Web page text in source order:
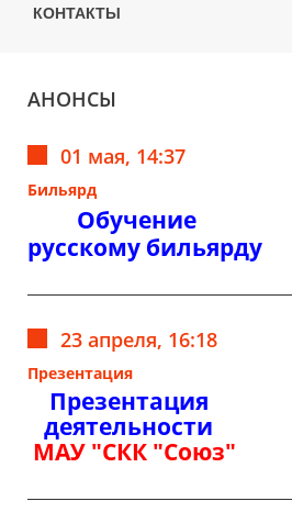
КОНТАКТЫ
АНОНСЫ
01 мая, 14:37
Бильярд
Обучение
русскому бильярду
23 апреля, 16:18
Презентация
Презентация
деятельности
МАУ "СКК "Союз"